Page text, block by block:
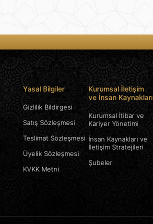
Yasal Bilgiler
Gizlilik Bildirgesi
Satış Sözleşmesi
Teslimat Sözleşmesi
Üyelik Sözleşmesi
KVKK Metni
Kurumsal İletişim
ve İnsan Kaynakları
Kurumsal İtibar ve
Kariyer Yönetimi
İnsan Kaynakları ve
İletişim Stratejileri
Şubeler